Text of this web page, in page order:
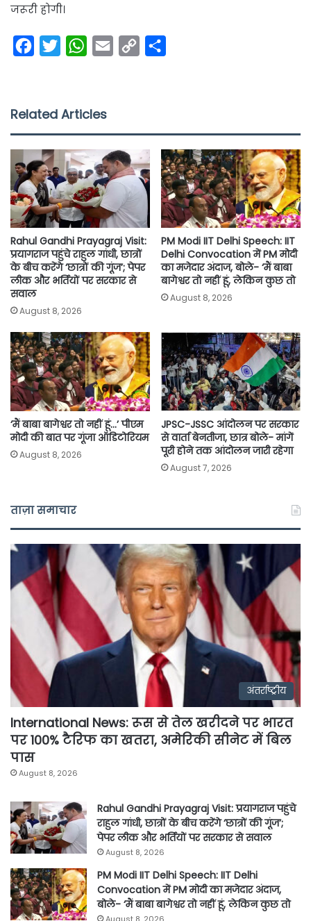
जरूरी होगी।
e
o
o
k
t
e
r
W
t
A
p
p
n
k
Related Articles
Rahul Gandhi Prayagraj Visit:
प्रयागराज पहुंचे राहुल गांधी, छात्रों
के बीच करेंगे ‘छात्रों की गूंज’; पेपर
लीक और भर्तियों पर सरकार से
सवाल
August 8, 2026
PM Modi IIT Delhi Speech: IIT
Delhi Convocation में PM मोदी
का मजेदार अंदाज, बोले- ‘मैं बाबा
बागेश्वर तो नहीं हूं, लेकिन कुछ तो
August 8, 2026
‘मैं बाबा बागेश्वर तो नहीं हूं…’ पीएम
मोदी की बात पर गूंजा ऑडिटोरियम
August 8, 2026
JPSC-JSSC आंदोलन पर सरकार
से वार्ता बेनतीजा, छात्र बोले- मांगें
पूरी होने तक आंदोलन जारी रहेगा
August 7, 2026
ताज़ा समाचार
अंतर्राष्ट्रीय
International News: रूस से तेल खरीदने पर भारत
पर 100% टैरिफ का खतरा, अमेरिकी सीनेट में बिल
पास
August 8, 2026
Rahul Gandhi Prayagraj Visit: प्रयागराज पहुंचे
राहुल गांधी, छात्रों के बीच करेंगे ‘छात्रों की गूंज’;
पेपर लीक और भर्तियों पर सरकार से सवाल
August 8, 2026
PM Modi IIT Delhi Speech: IIT Delhi
Convocation में PM मोदी का मजेदार अंदाज,
बोले- ‘मैं बाबा बागेश्वर तो नहीं हूं, लेकिन कुछ तो